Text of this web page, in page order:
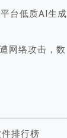
台低质AI生成
网络攻击，数
排行榜